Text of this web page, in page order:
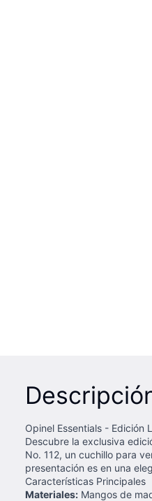
Opinel Essentials - Edición
Descubre la exclusiva
No. 112, un cuchillo para
presentación es en una
Características Principales
Materiales: Mangos de